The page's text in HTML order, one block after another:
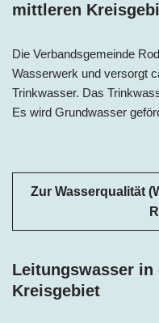
mittleren
Die Verbandsgemeinde
Wasserwerk und versorgt
Trinkwasser. Das
Es wird Grundwasser
Zur Wasserqualität
Leitungswasser in
Kreisgebiet